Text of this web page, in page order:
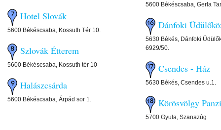
Hotel Slovák
5600 Békéscsaba, Kossuth Tér 10.
Szlovák Étterem
5600 Békéscsaba, Kossuth tér 10
Halászcsárda
5600 Békéscsaba, Árpád sor 1.
5600 Békéscsaba, Gerla
Dánfoki
5630 Békés, Dánfoki
6929/50.
Csendes - Ház
5630 Békés, Csendes u.1.
Körösvölgy
5700 Gyula, Szanazúg